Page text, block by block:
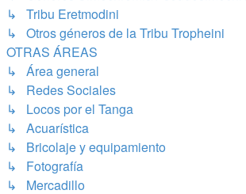
↳ Tribu Eretmodini
↳ Otros géneros de la Tribu Tropheini
OTRAS ÁREAS
↳ Área general
↳ Redes Sociales
↳ Locos por el Tanga
↳ Acuarística
↳ Bricolaje y equipamiento
↳ Fotografía
↳ Mercadillo